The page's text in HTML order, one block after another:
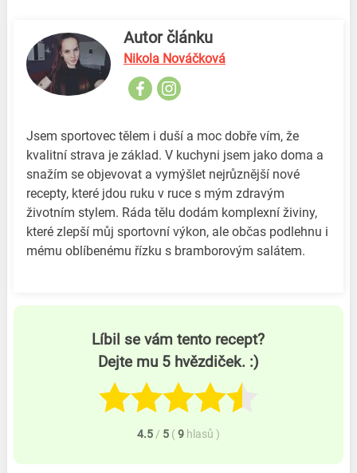
Autor článku
Nikola Nováčková
Jsem sportovec tělem i duší a moc dobře vím, že
kvalitní strava je základ. V kuchyni jsem jako doma a
snažím se objevovat a vymýšlet nejrůznější nové
recepty, které jdou ruku v ruce s mým zdravým
životním stylem. Ráda tělu dodám komplexní živiny,
které zlepší můj sportovní výkon, ale občas podlehnu i
mému oblíbenému řízku s bramborovým salátem.
Líbil se vám tento recept?
Dejte mu 5 hvězdiček. :)
4.5 / 5 (9 hlasů )